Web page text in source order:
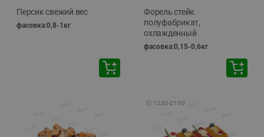
Персик свежий вес
фасовка:0,8-1кг
Форель стейк
полуфабрикат,
охлажденный
фасовка:0,15-0,6кг
🕘 12:00-21:00